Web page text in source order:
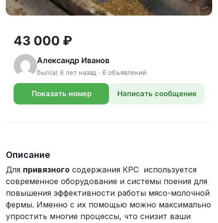
43 000 ₽
Александр Иванов
был(а) 6 лет назад · 6 объявлений
Показать номер Написать сообщение
Описание
Для привязного содержания КРС используется
современное оборудование и системы поения для
повышения эффективности работы мясо-молочной
фермы. Именно с их помощью можно максимально
упростить многие процессы, что снизит ваши